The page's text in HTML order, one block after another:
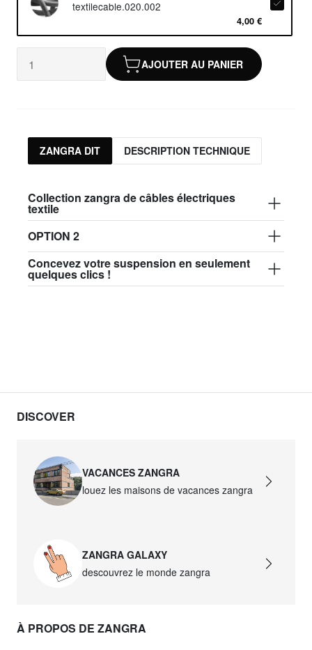
textilecable.020.002
4,00 €
AJOUTER AU PANIER
ZANGRA DIT DESCRIPTION TECHNIQUE
Collection zangra de câbles électriques
textile
OPTION 2
Concevez votre suspension en seulement
quelques clics !
DISCOVER
VACANCES ZANGRA
louez les maisons de vacances zangra
ZANGRA GALAXY
descouvrez le monde zangra
À PROPOS DE ZANGRA